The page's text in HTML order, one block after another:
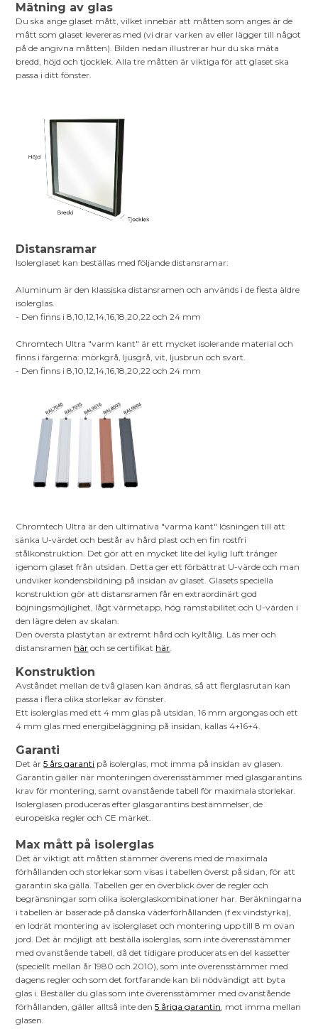
Mätning av glas
Du ska ange glaset mått, vilket innebär att måtten som anges är de
mått som glaset levereras med (vi drar varken av eller lägger till något
på de angivna måtten). Bilden nedan illustrerar hur du ska mäta
bredd, höjd och tjocklek. Alla tre måtten är viktiga för att glaset ska
passa i ditt fönster.
Distansramar
Isolerglaset kan beställas med följande distansramar:
Aluminum är den klassiska distansramen och används i de flesta äldre
isolerglas.
- Den finns i 8,10,12,14,16,18,20,22 och 24 mm
Chromtech Ultra "varm kant" är ett mycket isolerande material och
finns i färgerna: mörkgrå, ljusgrå, vit, ljusbrun och svart.
- Den finns i 8,10,12,14,16,18,20,22 och 24 mm
Chromtech Ultra är den ultimativa "varma kant" lösningen till att
sänka U-värdet och består av hård plast och en fin rostfri
stålkonstruktion. Det gör att en mycket lite del kylig luft tränger
igenom glaset från utsidan. Detta ger ett förbättrat U-värde och man
undviker kondensbildning på insidan av glaset. Glasets speciella
konstruktion gör att distansramen får en extraordinärt god
böjningsmöjlighet, lågt värmetapp, hög ramstabilitet och U-värden i
den lägre delen av skalan.
Den översta plastytan är extremt hård och kyltålig. Läs mer och
distansramen här och se certifikat här.
Konstruktion
Avståndet mellan de två glasen kan ändras, så att flerglasrutan kan
passa i flera olika storlekar av fönster.
Ett isolerglas med ett 4 mm glas på utsidan, 16 mm argongas och ett
4 mm glas med energibeläggning på insidan, kallas 4+16+4.
Garanti
Det är5 års garanti på isolerglas, mot imma på insidan av glasen.
Garantin gäller när monteringen överensstämmer med glasgarantins
krav för montering, samt ovanstående tabell för maximala storlekar.
Isolerglasen produceras efter glasgarantins bestämmelser, de
europeiska regler och CE märket.
Max mått på isolerglas
Det är viktigt att måtten stämmer överens med de maximala
förhållanden och storlekar som visas i tabellen överst på sidan, för att
garantin ska gälla. Tabellen ger en överblick över de regler och
begränsningar som olika isolerglaskombinationer har. Beräkningarna
i tabellen är baserade på danska väderförhållanden (f ex vindstyrka),
en lodrät montering av isolerglaset och montering upp till 8 m ovan
jord. Det är möjligt att beställa isolerglas, som inte överensstämmer
med ovanstående tabell, då det tidigare producerats en del kassetter
(speciellt mellan år 1980 och 2010), som inte överensstämmer med
dagens regler och som det fortfarande kan bli nödvändigt att byta
glas i. Beställer du glas som inte överensstämmer med ovanstående
förhållanden, gäller alltså inte den5 åriga garantin, mot imma mellan
glasen.